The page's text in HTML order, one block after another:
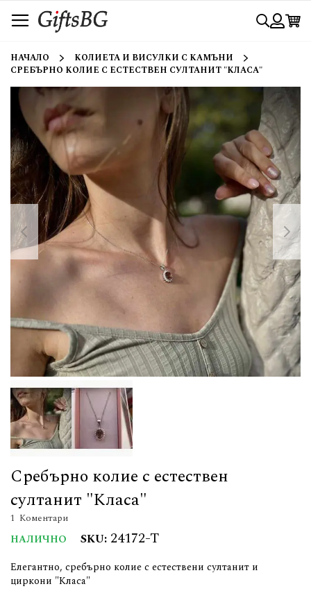
към
съдържанието
Търси
НАЧАЛО
КОЛИЕТА И ВИСУЛКИ С КАМЪНИ
СРЕБЪРНО КОЛИЕ С ЕСТЕСТВЕН СУЛТАНИТ "КЛАСА"
Сребърно колие с естествен
султанит "Класа"
1 Коментари
НАЛИЧНО SKU 24172-T
Елегантно, сребърно колие с естествени султанит и
циркони "Класа"